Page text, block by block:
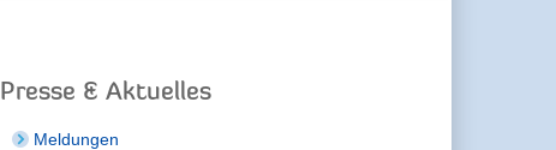
Presse & Aktuelles
Meldungen